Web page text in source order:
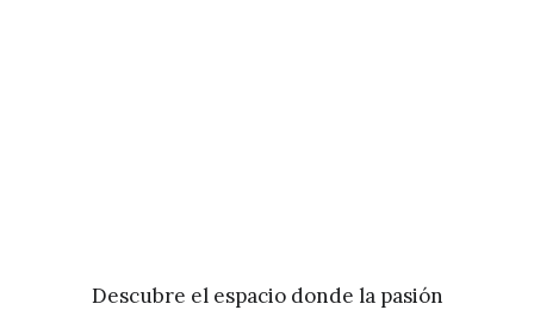
Descubre el espacio donde la pasión